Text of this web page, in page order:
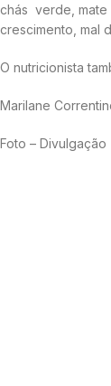
chás verde, mate
crescimento, mal
O nutricionista
Marilane
Foto – Divulgação